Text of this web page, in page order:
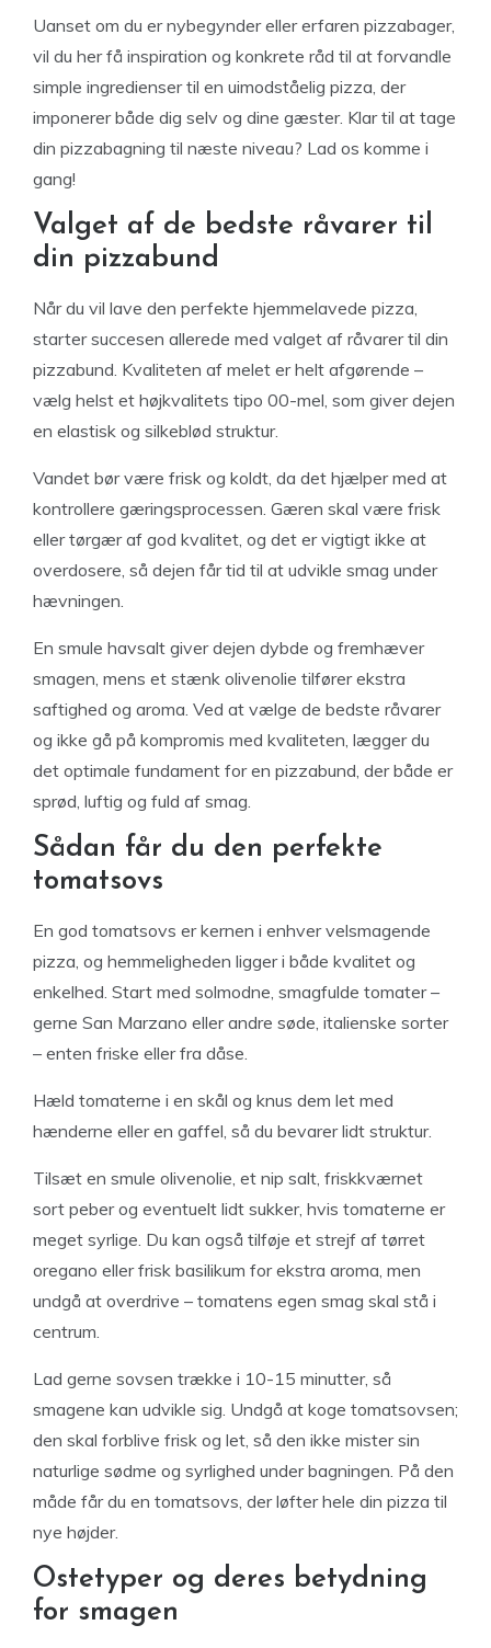
Uanset om du er nybegynder eller erfaren pizzabager,
vil du her få inspiration og konkrete råd til at forvandle
simple ingredienser til en uimodståelig pizza, der
imponerer både dig selv og dine gæster. Klar til at tage
din pizzabagning til næste niveau? Lad os komme i
gang!
Valget af de bedste råvarer til
din pizzabund
Når du vil lave den perfekte hjemmelavede pizza,
starter succesen allerede med valget af råvarer til din
pizzabund. Kvaliteten af melet er helt afgørende –
vælg helst et højkvalitets tipo 00-mel, som giver dejen
en elastisk og silkeblød struktur.
Vandet bør være frisk og koldt, da det hjælper med at
kontrollere gæringsprocessen. Gæren skal være frisk
eller tørgær af god kvalitet, og det er vigtigt ikke at
overdosere, så dejen får tid til at udvikle smag under
hævningen.
En smule havsalt giver dejen dybde og fremhæver
smagen, mens et stænk olivenolie tilfører ekstra
saftighed og aroma. Ved at vælge de bedste råvarer
og ikke gå på kompromis med kvaliteten, lægger du
det optimale fundament for en pizzabund, der både er
sprød, luftig og fuld af smag.
Sådan får du den perfekte
tomatsovs
En god tomatsovs er kernen i enhver velsmagende
pizza, og hemmeligheden ligger i både kvalitet og
enkelhed. Start med solmodne, smagfulde tomater –
gerne San Marzano eller andre søde, italienske sorter
– enten friske eller fra dåse.
Hæld tomaterne i en skål og knus dem let med
hænderne eller en gaffel, så du bevarer lidt struktur.
Tilsæt en smule olivenolie, et nip salt, friskkværnet
sort peber og eventuelt lidt sukker, hvis tomaterne er
meget syrlige. Du kan også tilføje et strejf af tørret
oregano eller frisk basilikum for ekstra aroma, men
undgå at overdrive – tomatens egen smag skal stå i
centrum.
Lad gerne sovsen trække i 10-15 minutter, så
smagene kan udvikle sig. Undgå at koge tomatsovsen;
den skal forblive frisk og let, så den ikke mister sin
naturlige sødme og syrlighed under bagningen. På den
måde får du en tomatsovs, der løfter hele din pizza til
nye højder.
Ostetyper og deres betydning
for smagen